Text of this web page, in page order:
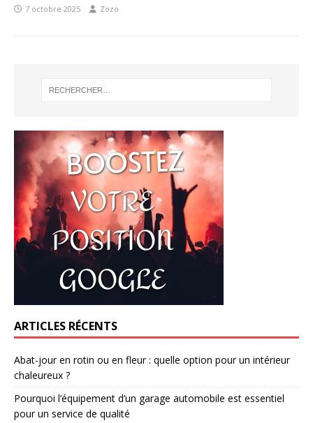
7 octobre 2025 Zozo
ARTICLES RÉCENTS
Abat-jour en rotin ou en fleur : quelle option pour un intérieur
chaleureux ?
Pourquoi l’équipement d’un garage automobile est essentiel
pour un service de qualité